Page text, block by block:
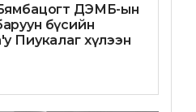
ДЭМБ-ын
бүсийн
Пиукалаг хүлээн